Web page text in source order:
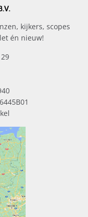
kijkers, scopes
én nieuw!